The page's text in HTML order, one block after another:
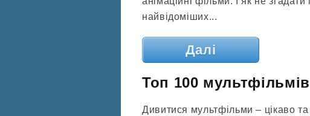
найвідоміших...
Далі
Топ 100
Дивитися мультфільми – цікаво